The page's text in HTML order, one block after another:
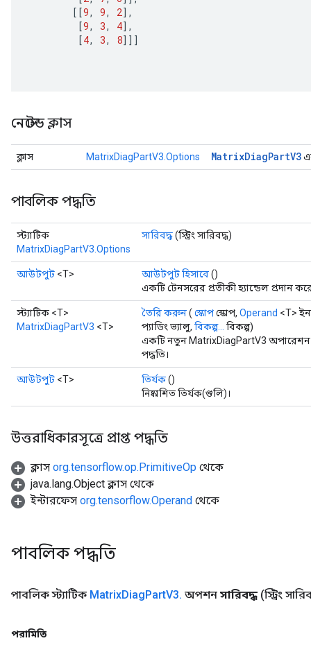
[[9, 9, 2] ,
[9, 3, 4] ,
[4, 3, 8]]]
নেস্টেড ক্লাস
ক্লাস MatrixDiagPartV3.Options MatrixDiagPartV3
পাবলিক পদ্ধতি
স্ট্যাটিক
MatrixDiagPartV3.Options
সারিবদ্ধ(স্ট্রিং সারিবদ্ধ)
আউটপুট <T> আউটপুট হিসাবে()
একটি টেনসরের প্রতীকী হ্যান্ডেল প্রদান
স্ট্যাটিক <T>
MatrixDiagPartV3 <T>
তৈরি করুন( স্কোপস্কোপ, Operand <T>
প্যাডিং ভ্যালু, বিকল্প...
বিকল্প)
একটি নতুন MatrixDiagPartV3 অপারেশন
পদ্ধতি।
আউটপুট <T> তির্যক()
নিষ্কাশিত তির্যক(গুলি)।
উত্তরাধিকারসূত্রে প্রাপ্ত পদ্ধতি
ক্লাস org.tensorflow.op.PrimitiveOp থেকে
java.lang.Object ক্লাস থেকে
ইন্টারফেস org.tensorflow.Operand থেকে
পাবলিক পদ্ধতি
পাবলিক স্ট্যাটিক MatrixDiagPartV3. অপশন সারিবদ্ধ (স্ট্রিং
পরামিতি